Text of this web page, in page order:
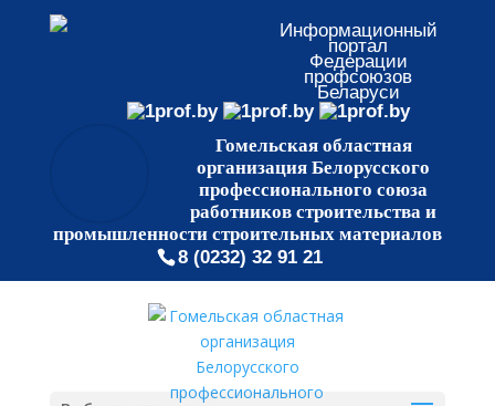
Информационный
портал
Федерации
профсоюзов
Беларуси
Гомельская областная
организация Белорусского
профессионального союза
работников строительства и
промышленности строительных материалов
8 (0232) 32 91 21